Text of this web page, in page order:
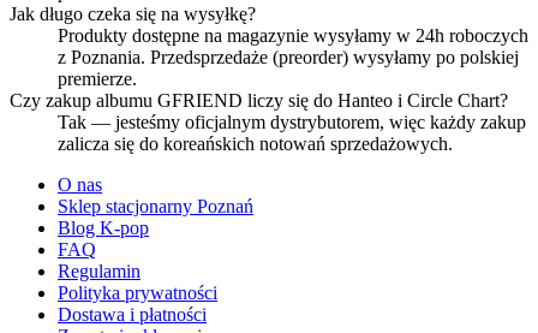
Jak długo czeka się na wysyłkę?
Produkty dostępne na magazynie wysyłamy w 24h roboczych
z Poznania. Przedsprzedaże (preorder) wysyłamy po polskiej
premierze.
Czy zakup albumu GFRIEND liczy się do Hanteo i Circle Chart?
Tak — jesteśmy oficjalnym dystrybutorem, więc każdy zakup
zalicza się do koreańskich notowań sprzedażowych.
O nas
Sklep stacjonarny Poznań
Blog K-pop
FAQ
Regulamin
Polityka prywatności
Dostawa i płatności